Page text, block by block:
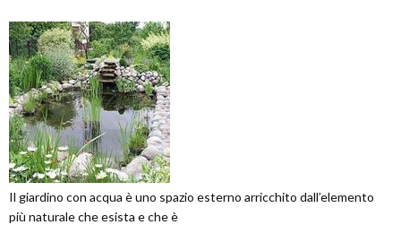
Il giardino con acqua è uno spazio esterno arricchito dall’elemento
più naturale che esista e che è